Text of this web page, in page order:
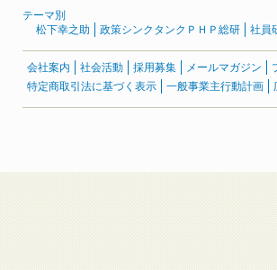
テーマ別
松下幸之助
政策シンクタンクＰＨＰ総研 社員
会社案内 社会活動 採用募集 メールマガジン
特定商取引法に基づく表示
一般事業主行動計画